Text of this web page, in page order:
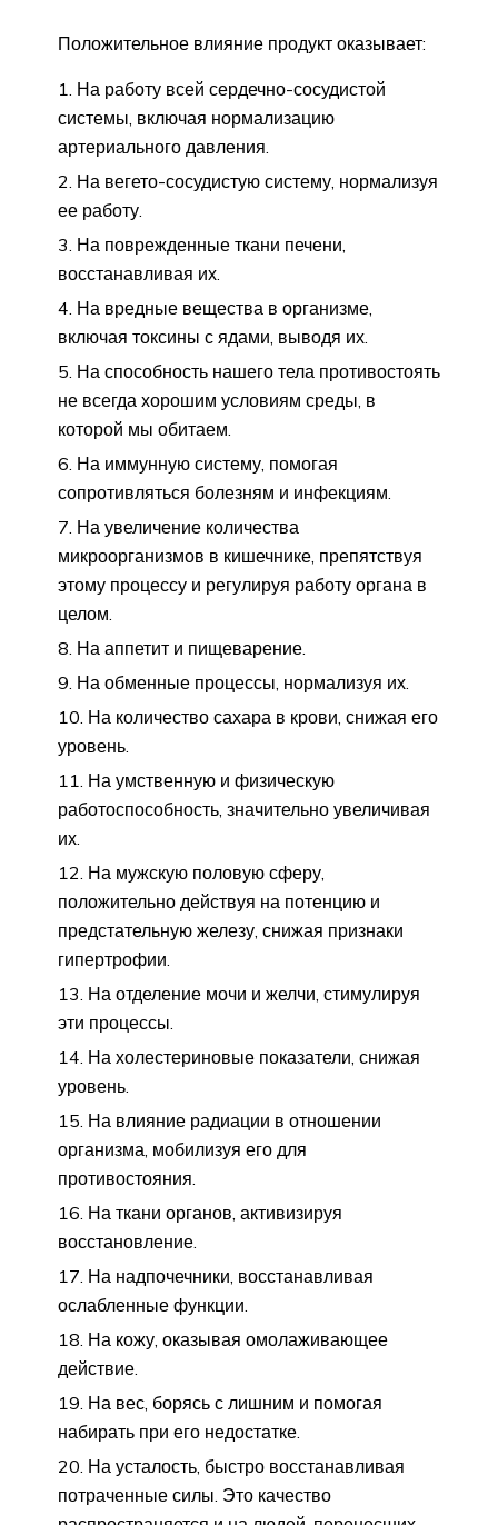
Положительное влияние продукт оказывает:
На работу всей сердечно-сосудистой
системы, включая нормализацию
артериального давления.
На вегето-сосудистую систему, нормализуя
ее работу.
На поврежденные ткани печени,
восстанавливая их.
На вредные вещества в организме,
включая токсины с ядами, выводя их.
На способность нашего тела противостоять
не всегда хорошим условиям среды, в
которой мы обитаем.
На иммунную систему, помогая
сопротивляться болезням и инфекциям.
На увеличение количества
микроорганизмов в кишечнике, препятствуя
этому процессу и регулируя работу органа в
целом.
На аппетит и пищеварение.
На обменные процессы, нормализуя их.
На количество сахара в крови, снижая его
уровень.
На умственную и физическую
работоспособность, значительно увеличивая
их.
На мужскую половую сферу,
положительно действуя на потенцию и
предстательную железу, снижая признаки
гипертрофии.
На отделение мочи и желчи, стимулируя
эти процессы.
На холестериновые показатели, снижая
уровень.
На влияние радиации в отношении
организма, мобилизуя его для
противостояния.
На ткани органов, активизируя
восстановление.
На надпочечники, восстанавливая
ослабленные функции.
На кожу, оказывая омолаживающее
действие.
На вес, борясь с лишним и помогая
набирать при его недостатке.
На усталость, быстро восстанавливая
потраченные силы. Это качество